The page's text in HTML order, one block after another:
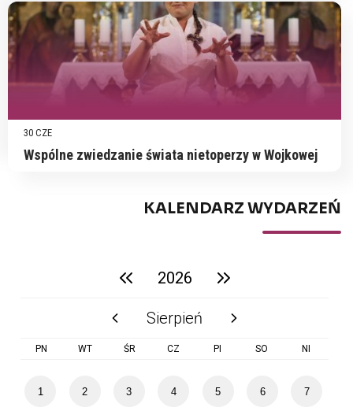
30 CZE
Wspólne zwiedzanie świata nietoperzy w Wojkowej
KALENDARZ WYDARZEŃ
poprzedni rok
2026 następny rok
poprzedni miesiąc
Sierpień następny miesiąc
PN WT ŚR CZ PI SO NI
1 2 3 4 5 6 7